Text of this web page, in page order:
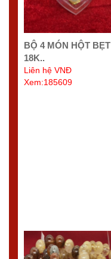
BỘ 4 MÓN HỘT BẸT
18K..
Liên hệ VNĐ
Xem:185609